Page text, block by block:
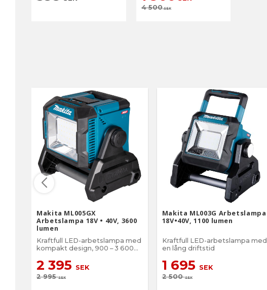
4 500SEK
Makita ML005GX
Arbetslampa 18V • 40V, 3600
lumen
Kraftfull LED-arbetslampa med
kompakt design, 900 – 3 600
2 395 SEK
2 995SEK
Makita ML003G Arbetslampa
18V•40V, 1100 lumen
Kraftfull LED-arbetslampa med
en lång driftstid
1 695 SEK
2 500SEK